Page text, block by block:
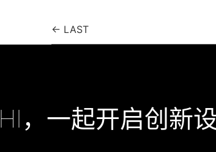
← LAST
HI，一起开启创新